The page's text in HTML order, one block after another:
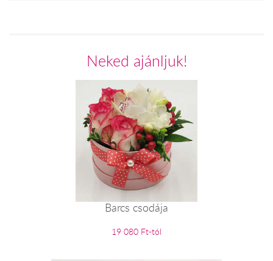
Neked ajánljuk!
Barcs csodája
19 080 Ft-tól